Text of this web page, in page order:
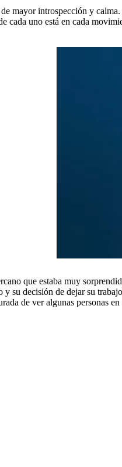
mayor introspección y
cada uno está en cada
que estaba muy
su decisión de dejar su
de ver algunas personas